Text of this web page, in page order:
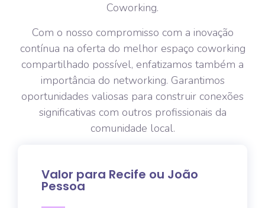
Coworking.
Com o nosso compromisso com a inovação
contínua na oferta do melhor espaço coworking
compartilhado possível, enfatizamos também a
importância do networking. Garantimos
oportunidades valiosas para construir conexões
significativas com outros profissionais da
comunidade local.
Valor para Recife ou João
Pessoa